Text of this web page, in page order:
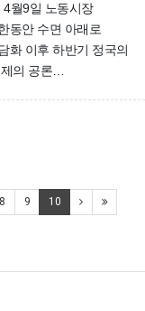
월9일 노동시장
동안 수면 아래로
화 이후 하반기 정국의
의 공론…
8 9 10